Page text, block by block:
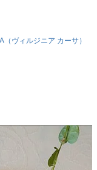
（ヴィルジニア カーサ）